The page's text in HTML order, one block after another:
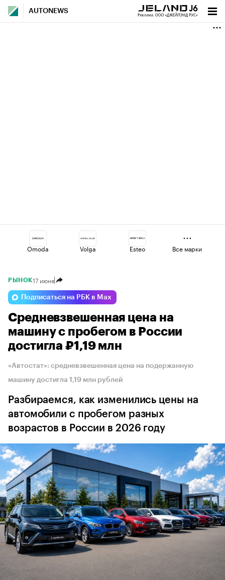
AUTONEWS
Omoda Volga Esteo
Changan
Geely Lada Haval
Все марки
РЫНОК17 июня
Подписаться на РБК в Max
Средневзвешенная цена на
машину с пробегом в России
достигла ₽1,19 млн
«Автостат»: средневзвешенная цена на подержанную
машину достигла 1,19 млн рублей
Разбираемся, как изменились цены на
автомобили с пробегом разных
возрастов в России в 2026 году